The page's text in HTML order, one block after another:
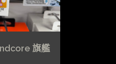
旗艦